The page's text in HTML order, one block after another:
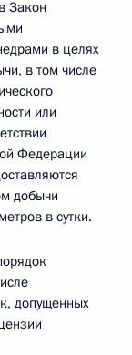
Закон
в целях
в том числе
или
Федерации
добычи
в сутки.
допущенных